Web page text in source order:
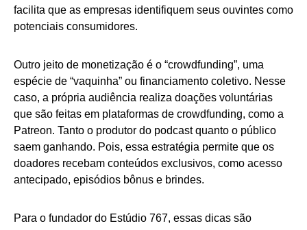
facilita que as empresas identifiquem seus ouvintes como
potenciais consumidores.
Outro jeito de monetização é o “crowdfunding”, uma
espécie de “vaquinha” ou financiamento coletivo. Nesse
caso, a própria audiência realiza doações voluntárias
que são feitas em plataformas de crowdfunding, como a
Patreon. Tanto o produtor do podcast quanto o público
saem ganhando. Pois, essa estratégia permite que os
doadores recebam conteúdos exclusivos, como acesso
antecipado, episódios bônus e brindes.
Para o fundador do Estúdio 767, essas dicas são